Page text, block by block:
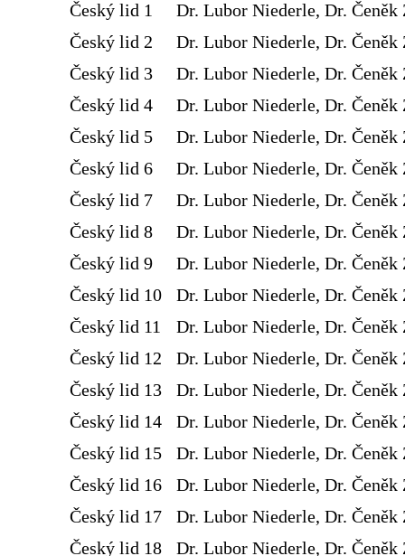
Český lid 1
Dr. Lubor Niederle, Dr. Čeněk
Český lid 2
Dr. Lubor Niederle, Dr. Čeněk
Český lid 3
Dr. Lubor Niederle, Dr. Čeněk
Český lid 4
Dr. Lubor Niederle, Dr. Čeněk
Český lid 5
Dr. Lubor Niederle, Dr. Čeněk
Český lid 6
Dr. Lubor Niederle, Dr. Čeněk
Český lid 7
Dr. Lubor Niederle, Dr. Čeněk
Český lid 8
Dr. Lubor Niederle, Dr. Čeněk
Český lid 9
Dr. Lubor Niederle, Dr. Čeněk
Český lid 10
Dr. Lubor Niederle, Dr. Čeněk
Český lid 11
Dr. Lubor Niederle, Dr. Čeněk
Český lid 12
Dr. Lubor Niederle, Dr. Čeněk
Český lid 13
Dr. Lubor Niederle, Dr. Čeněk
Český lid 14
Dr. Lubor Niederle, Dr. Čeněk
Český lid 15
Dr. Lubor Niederle, Dr. Čeněk
Český lid 16
Dr. Lubor Niederle, Dr. Čeněk
Český lid 17
Dr. Lubor Niederle, Dr. Čeněk
Český lid 18
Dr. Lubor Niederle, Dr. Čeněk